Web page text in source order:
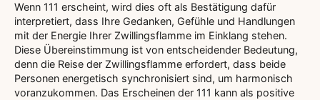
Wenn 111 erscheint, wird dies oft als Bestätigung dafür
interpretiert, dass Ihre Gedanken, Gefühle und Handlungen
mit der Energie Ihrer Zwillingsflamme im Einklang stehen.
Diese Übereinstimmung ist von entscheidender Bedeutung,
denn die Reise der Zwillingsflamme erfordert, dass beide
Personen energetisch synchronisiert sind, um harmonisch
voranzukommen. Das Erscheinen der 111 kann als positive